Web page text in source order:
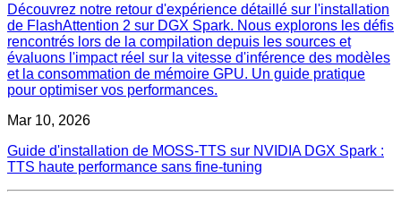
Découvrez notre retour d'expérience détaillé sur l'installation
de FlashAttention 2 sur DGX Spark. Nous explorons les défis
rencontrés lors de la compilation depuis les sources et
évaluons l'impact réel sur la vitesse d'inférence des modèles
et la consommation de mémoire GPU. Un guide pratique
pour optimiser vos performances.
Mar 10, 2026
Guide d'installation de MOSS-TTS sur NVIDIA DGX Spark :
TTS haute performance sans fine-tuning